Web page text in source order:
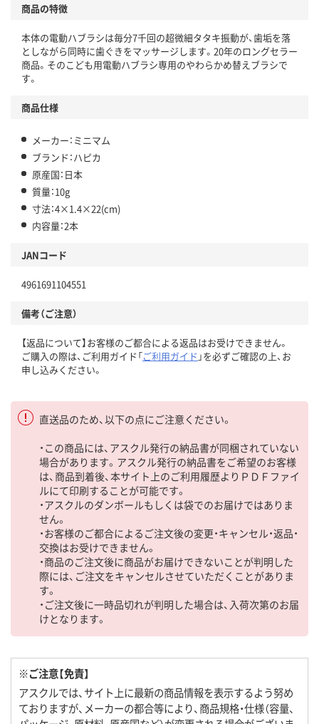
商品の特徴
本体の電動ハブラシは毎分7千回の超微細タタキ振動が、歯垢を落
としながら同時に歯ぐきをマッサージします。20年のロングセラー
商品。そのこども用電動ハブラシ専用のやわらかめ替えブラシで
す。
商品仕様
メーカー：ミニマム
ブランド：ハピカ
原産国：日本
質量：10g
寸法：4×1.4×22(cm)
内容量：2本
JANコード
4961691104551
備考（ご注意）
【返品について】お客様のご都合による返品はお受けできません。
ご購入の際は、ご利用ガイド「ご利用ガイド 」を必ずご確認の上、お
申し込みください。
直送品のため、以下の点にご注意ください。
・この商品には、アスクル発行の納品書が同梱されていない
場合があります。アスクル発行の納品書をご希望のお客様
は、商品到着後、本サイト上のご利用履歴よりＰＤＦファイ
ルにて印刷することが可能です。
・アスクルのダンボールもしくは袋でのお届けではありま
せん。
・お客様のご都合によるご注文後の変更・キャンセル・返品・
交換はお受けできません。
・商品のご注文後に商品がお届けできないことが判明した
際には、ご注文をキャンセルさせていただくことがありま
す。
・ご注文後に一時品切れが判明した場合は、入荷次第のお届
けとなります。
※ご注意【免責】
アスクルでは、サイト上に最新の商品情報を表示するよう努め
ておりますが、メーカーの都合等により、商品規格・仕様（容量、